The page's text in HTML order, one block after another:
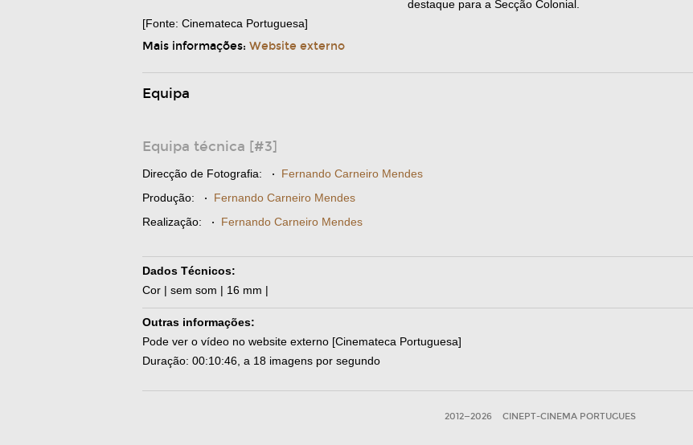
destaque para a Secção Colonial.
[Fonte: Cinemateca Portuguesa]
Mais informações: Website externo
Equipa
Equipa técnica [#3]
Direcção de Fotografia: · Fernando Carneiro Mendes
Produção: · Fernando Carneiro Mendes
Realização: · Fernando Carneiro Mendes
Dados Técnicos:
Cor | sem som | 16 mm |
Outras informações:
Pode ver o vídeo no website externo [Cinemateca Portuguesa]
Duração: 00:10:46, a 18 imagens por segundo
2012—2026 CINEPT-CINEMA PORTUGUES